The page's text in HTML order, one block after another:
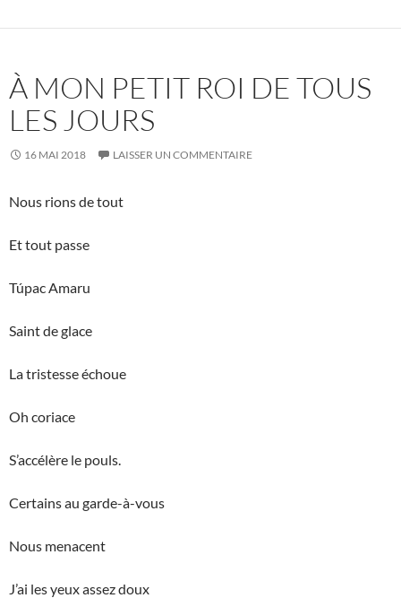
À MON PETIT ROI DE TOUS
LES JOURS
16 MAI 2018 LAISSER UN COMMENTAIRE
Nous rions de tout
Et tout passe
Túpac Amaru
Saint de glace
La tristesse échoue
Oh coriace
S’accélère le pouls.
Certains au garde-à-vous
Nous menacent
J’ai les yeux assez doux